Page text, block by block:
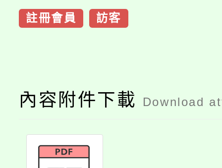
註冊會員 訪客
內容附件下載 Download